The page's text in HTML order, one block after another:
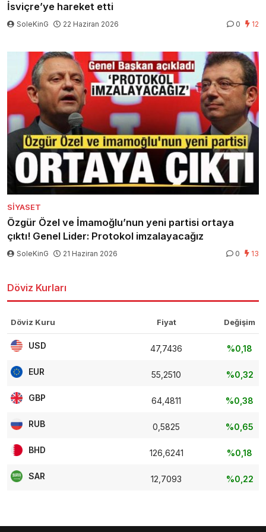
İsviçre’ye hareket etti
SoleKinG 22 Haziran 2026 0 12
SIYASET
Özgür Özel ve İmamoğlu’nun yeni partisi ortaya
çıktı! Genel Lider: Protokol imzalayacağız
SoleKinG 21 Haziran 2026 0 13
Döviz Kurları
Döviz Kuru Fiyat Değişim
USD 47,7436 %0,18
EUR 55,2510 %0,32
GBP 64,4811 %0,38
RUB 0,5825 %0,65
BHD 126,6241 %0,18
SAR 12,7093 %0,22